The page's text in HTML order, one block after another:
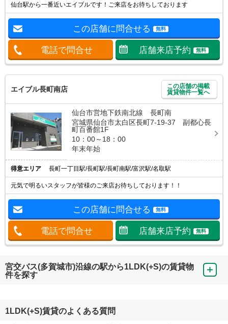
仙台駅から一番近いエイブルです！ご来店をお待ちしております
この店舗に問合せる 無料
電話で問合せ 店舗来店予約 無料
エイブル長町南店
この店舗の掲載
賃貸物件一覧へ
仙台市営地下鉄南北線 長町南
宮城県仙台市太白区長町7-19-37 副都心長
町百番館1F
10：00～18：00
年末年始
得意エリア 長町一丁目駅/長町駅/長町南駅/富沢駅/名取駅
元気で明るいスタッフが皆様のご来店お待ちしております！！
この店舗に問合せる 無料
電話で問合せ 店舗来店予約 無料
宮交バス(多賀城市)沿線の駅から1LDK(+S)の賃貸物
件を探す
1LDK(+S)賃貸のよくある質問